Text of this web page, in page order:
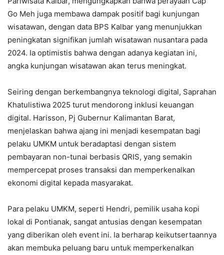
Go Meh juga membawa dampak positif bagi kunjungan
wisatawan, dengan data BPS Kalbar yang menunjukkan
peningkatan signifikan jumlah wisatawan nusantara pada
2024. Ia optimistis bahwa dengan adanya kegiatan ini,
angka kunjungan wisatawan akan terus meningkat.
Seiring dengan berkembangnya teknologi digital, Saprahan
Khatulistiwa 2025 turut mendorong inklusi keuangan
digital. Harisson, Pj Gubernur Kalimantan Barat,
menjelaskan bahwa ajang ini menjadi kesempatan bagi
pelaku UMKM untuk beradaptasi dengan sistem
pembayaran non-tunai berbasis QRIS, yang semakin
mempercepat proses transaksi dan memperkenalkan
ekonomi digital kepada masyarakat.
Para pelaku UMKM, seperti Hendri, pemilik usaha kopi
lokal di Pontianak, sangat antusias dengan kesempatan
yang diberikan oleh event ini. Ia berharap keikutsertaannya
akan membuka peluang baru untuk memperkenalkan